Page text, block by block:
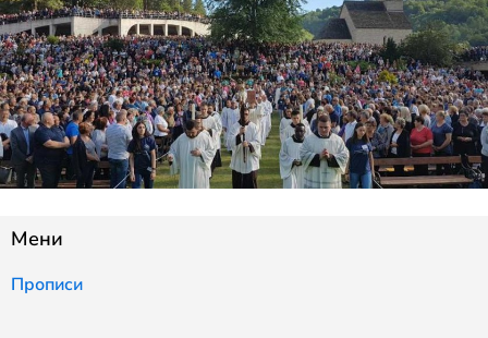
Мени
Прописи